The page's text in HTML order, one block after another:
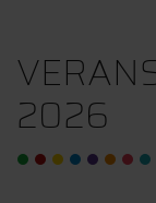
2026